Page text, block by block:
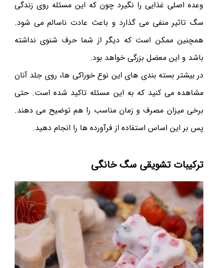
وعده اصلی غذایی را نگیرد چون که این مسئله روی زندگی
سگ تاثیر منفی می گذارد و باعث عادت ناسالم می شود.
همچنین ممکن است که دیگر از شما حرف شنوی نداشته
باشد و این معضل بزرگی خواهد بود.
در بیشتر بسته بندی های این نوع خوراکی ها، روی جلد آنان
مشاهده می کنید که به این مسئله تاکید شده است. حتی
برخی میزان مصرف و زمان مناسب را هم توضیح می دهند.
پس بر این اساس استفاده از فرآورده ها را انجام دهید.
ترکیبات تشویقی سگ خانگی